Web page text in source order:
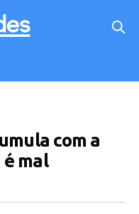
com a
mal